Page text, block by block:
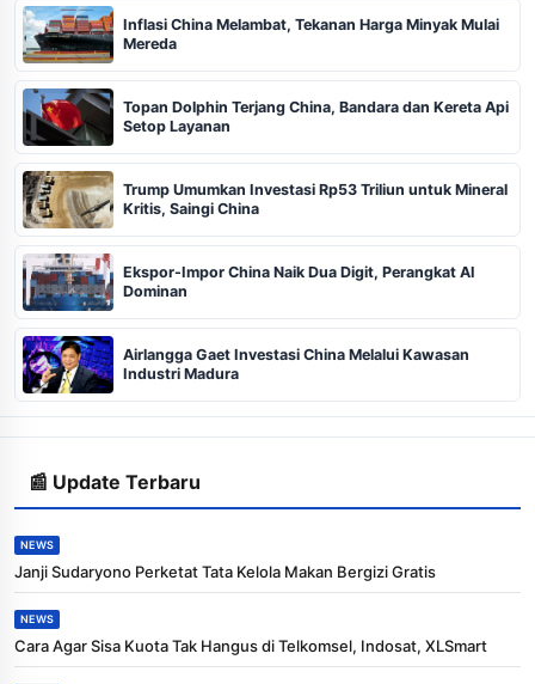
Inflasi China Melambat, Tekanan Harga Minyak Mulai
Mereda
Topan Dolphin Terjang China, Bandara dan Kereta Api
Setop Layanan
Trump Umumkan Investasi Rp53 Triliun untuk Mineral
Kritis, Saingi China
Ekspor-Impor China Naik Dua Digit, Perangkat AI
Dominan
Airlangga Gaet Investasi China Melalui Kawasan
Industri Madura
📰 Update Terbaru
NEWS
Janji Sudaryono Perketat Tata Kelola Makan Bergizi Gratis
NEWS
Cara Agar Sisa Kuota Tak Hangus di Telkomsel, Indosat, XLSmart